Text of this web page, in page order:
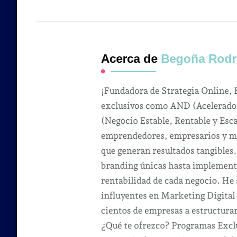
Acerca de Begoña
¡Fundadora de Strategia
exclusivos como AND
(Negocio Estable, Rentable y
emprendedores, empresarios y
que generan resultados
branding únicas hasta
rentabilidad de cada negocio. He
influyentes en Marketing Digital
cientos de empresas a
¿Qué te ofrezco? Programas